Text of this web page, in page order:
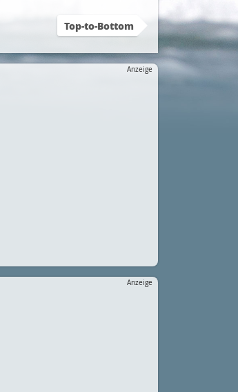
Top-to-Bottom
Anzeige
Anzeige